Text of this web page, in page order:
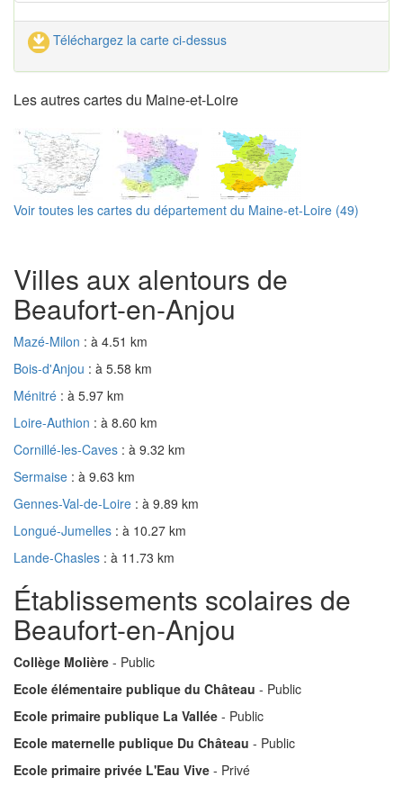
Téléchargez la carte ci-dessus
Les autres cartes du Maine-et-Loire
Voir toutes les cartes du département du Maine-et-Loire (49)
Villes aux alentours de
Beaufort-en-Anjou
Mazé-Milon : à 4.51 km
Bois-d'Anjou : à 5.58 km
Ménitré : à 5.97 km
Loire-Authion : à 8.60 km
Cornillé-les-Caves : à 9.32 km
Sermaise : à 9.63 km
Gennes-Val-de-Loire : à 9.89 km
Longué-Jumelles : à 10.27 km
Lande-Chasles : à 11.73 km
Établissements scolaires de
Beaufort-en-Anjou
Collège Molière - Public
Ecole élémentaire publique du Château - Public
Ecole primaire publique La Vallée - Public
Ecole maternelle publique Du Château - Public
Ecole primaire privée L'Eau Vive - Privé